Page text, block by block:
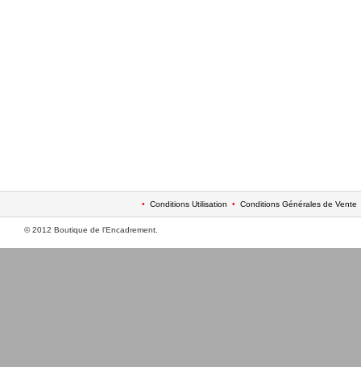
• Conditions Utilisation • Conditions Générales de Vente
© 2012 Boutique de l'Encadrement.